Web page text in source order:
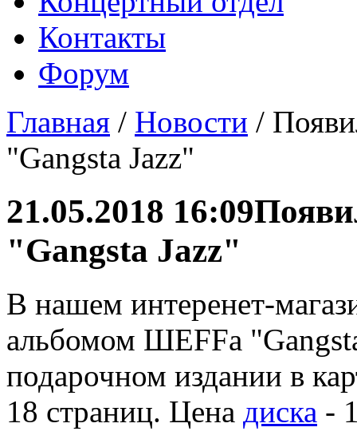
Контакты
Форум
Главная / Новости /
"Gangsta Jazz"
21.05.2018 16:09
"Gangsta Jazz"
В нашем интеренет-
альбомом ШЕFFа
подарочном издании в
18 страниц. Цена диска -